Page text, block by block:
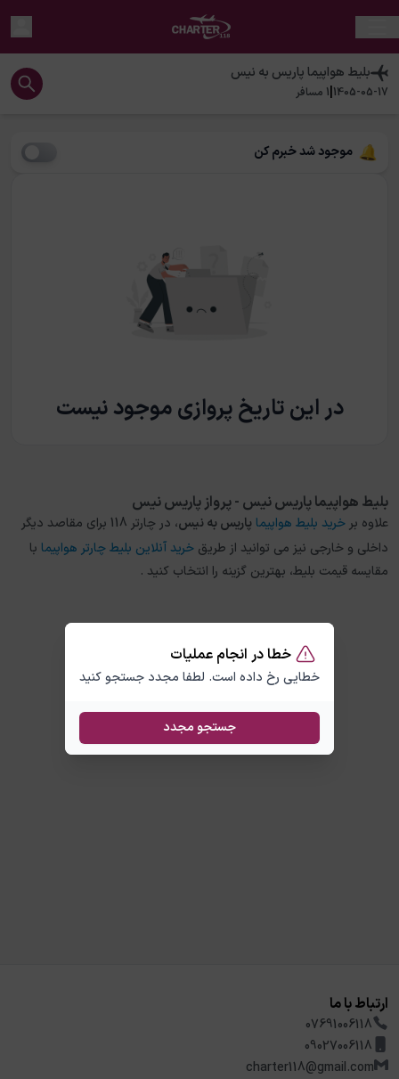
خطا در انجام عملیات
خطایی رخ داده است. لطفا مجدد جستجو کنید
جستجو مجدد
بلیط هواپیماپاریس به نیس
1405-05-17
|
1 مسافر
موجود شد خبرم کن
در این تاریخ پروازی موجود نیست
بلیط هواپیما پاریس نیس - پرواز پاریس نیس
علاوه بر خرید بلیط هواپیما پاریسبهنیس
، در چارتر 118 برای مقاصد دیگر
داخلی و خارجی نیز می توانید از طریق خرید آنلاین بلیط چارتر هواپیما با
مقایسه قیمت بلیط، بهترین گزینه را انتخاب کنید .
ارتباط با ما
07691006118
09027006118
charter118@gmail.com